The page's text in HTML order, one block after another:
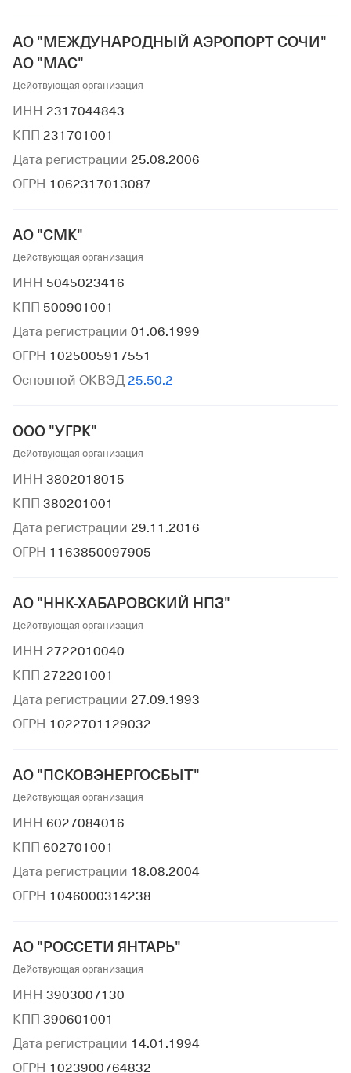
АО "МЕЖДУНАРОДНЫЙ АЭРОПОРТ СОЧИ"
АО "МАС"
Действующая организация
ИНН 2317044843
КПП 231701001
Дата регистрации 25.08.2006
ОГРН 1062317013087
АО "СМК"
Действующая организация
ИНН 5045023416
КПП 500901001
Дата регистрации 01.06.1999
ОГРН 1025005917551
Основной ОКВЭД 25.50.2
ООО "УГРК"
Действующая организация
ИНН 3802018015
КПП 380201001
Дата регистрации 29.11.2016
ОГРН 1163850097905
АО "ННК-ХАБАРОВСКИЙ НПЗ"
Действующая организация
ИНН 2722010040
КПП 272201001
Дата регистрации 27.09.1993
ОГРН 1022701129032
АО "ПСКОВЭНЕРГОСБЫТ"
Действующая организация
ИНН 6027084016
КПП 602701001
Дата регистрации 18.08.2004
ОГРН 1046000314238
АО "РОССЕТИ ЯНТАРЬ"
Действующая организация
ИНН 3903007130
КПП 390601001
Дата регистрации 14.01.1994
ОГРН 1023900764832